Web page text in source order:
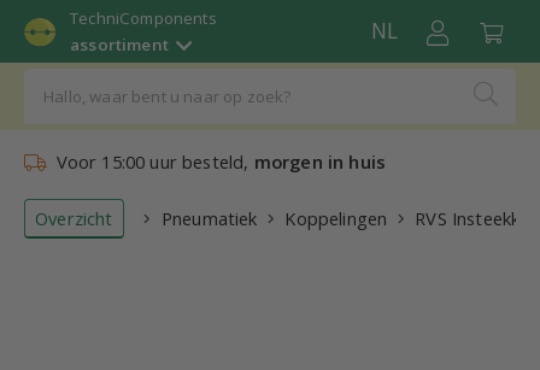
TechniComponents
assortiment
NL
Voor 15:00 uur besteld, morgen in huis
Overzicht Pneumatiek Koppelingen RVS